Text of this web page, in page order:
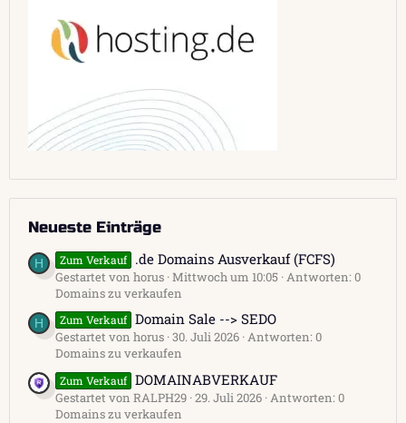
Neueste Einträge
H Zum Verkauf .de Domains Ausverkauf (FCFS)
Gestartet von horus Mittwoch um 10:05 Antworten: 0
Domains zu verkaufen
H Zum Verkauf Domain Sale --> SEDO
Gestartet von horus 30. Juli 2026 Antworten: 0
Domains zu verkaufen
Zum Verkauf DOMAINABVERKAUF
Gestartet von RALPH29 29. Juli 2026 Antworten: 0
Domains zu verkaufen